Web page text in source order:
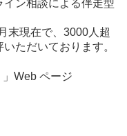
ン相談による伴走型
末現在で、3000人超
ただいております。
Web ページ